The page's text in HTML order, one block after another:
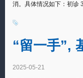
消。具体情况如下：初诊
“留一手”,
2025-05-21